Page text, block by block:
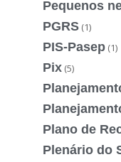
Pequenos
PGRS (1)
PIS-Pasep (1)
Pix (5)
Plano de
Plenário do